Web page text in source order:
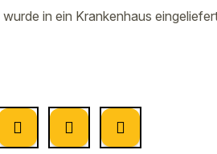
in ein Krankenhaus